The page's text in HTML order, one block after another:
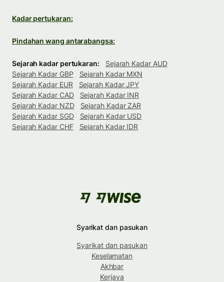
Kadar pertukaran:
Pindahan wang antarabangsa:
Sejarah kadar pertukaran:
Sejarah Kadar AUD
Sejarah Kadar GBP
Sejarah Kadar MXN
Sejarah Kadar EUR
Sejarah Kadar JPY
Sejarah Kadar CAD
Sejarah Kadar INR
Sejarah Kadar NZD
Sejarah Kadar ZAR
Sejarah Kadar SGD
Sejarah Kadar USD
Sejarah Kadar CHF
Sejarah Kadar IDR
Syarikat dan pasukan
Syarikat dan pasukan
Keselamatan
Akhbar
Kerjaya